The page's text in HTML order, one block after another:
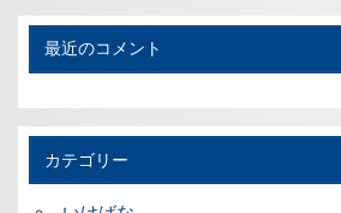
最近のコメント
カテゴリー